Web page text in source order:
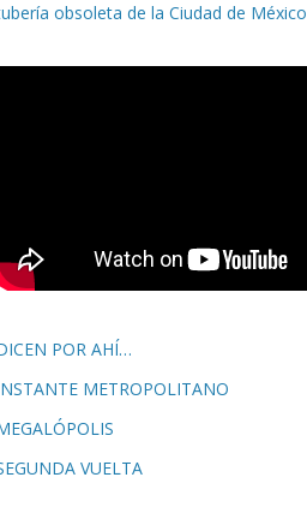
obsoleta de la Ciudad de México
POR AHÍ…
METROPOLITANO
VUELTA